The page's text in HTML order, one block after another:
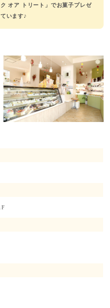
オア トリート」でお菓子プレゼ
います♪